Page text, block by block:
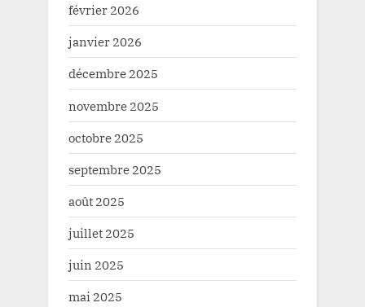
février 2026
janvier 2026
décembre 2025
novembre 2025
octobre 2025
septembre 2025
août 2025
juillet 2025
juin 2025
mai 2025